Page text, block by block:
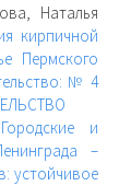
Наталья
кирпичной
Пермского
№ 4
Городские и
–
устойчивое